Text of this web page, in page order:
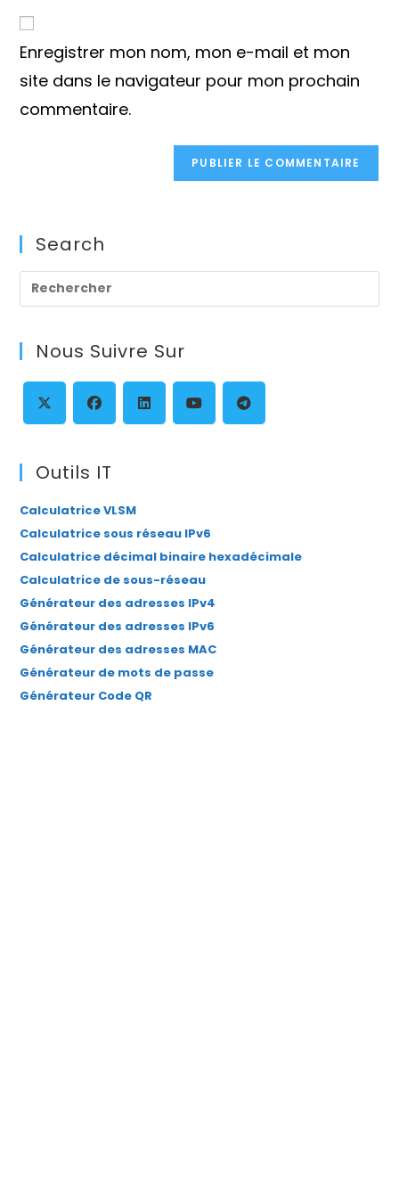
votre
site
(facultatif)
Enregistrer mon nom, mon e-mail et mon
site dans le navigateur pour mon prochain
commentaire.
Search
Nous Suivre Sur
dans
un
nouvel
onglet
dans
nouvel
onglet
nouvel
onglet onglet
Outils IT
Calculatrice VLSM
Calculatrice sous réseau IPv6
Calculatrice décimal binaire hexadécimale
Calculatrice de sous-réseau
Générateur des adresses IPv4
Générateur des adresses IPv6
Générateur des adresses MAC
Générateur de mots de passe
Générateur Code QR